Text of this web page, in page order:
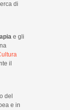
di
e gli
il
del
e in